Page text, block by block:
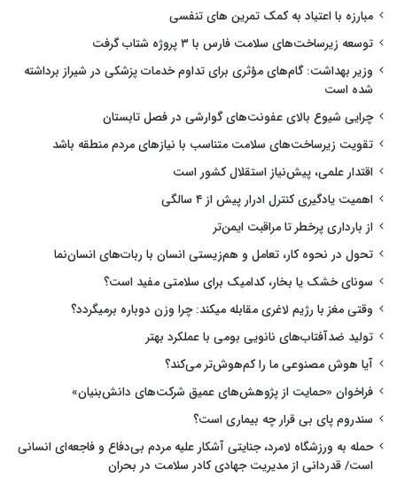
مبارزه با اعتیاد به کمک تمرین های تنفسی
توسعه زیرساخت‌های سلامت فارس با ۳ پروژه شتاب گرفت
وزیر بهداشت: گام‌های مؤثری برای تداوم خدمات پزشکی در شیراز برداشته
شده است
چرایی شیوع بالای عفونت‌های گوارشی در فصل تابستان
تقویت زیرساخت‌های سلامت متناسب با نیازهای مردم منطقه باشد
اقتدار علمی، پیش‌نیاز استقلال کشور است
اهمیت یادگیری کنترل ادرار پیش از ۴ سالگی
از بارداری پرخطر تا مراقبت ایمن‌تر
تحول در نحوه کار، تعامل و هم‌زیستی انسان با ربات‌های انسان‌نما
سونای خشک یا بخار، کدامیک برای سلامتی مفید است؟
وقتی مغز با رژیم لاغری مقابله میکند: چرا وزن دوباره برمیگردد؟
تولید ضدآفتاب‌های نانویی بومی با عملکرد بهتر
آیا هوش مصنوعی ما را کم‌هوش‌تر می‌کند؟
فراخوان «حمایت از پژوهش‌های عمیق شرکت‌های دانش‌بنیان»
سندروم پای بی قرار چه بیماری است؟
حمله به ورزشگاه لامرد، جنایتی آشکار علیه مردم بی‌دفاع و فاجعه‌ای انسانی
است/ قدردانی از مدیریت جهادی کادر سلامت در بحران